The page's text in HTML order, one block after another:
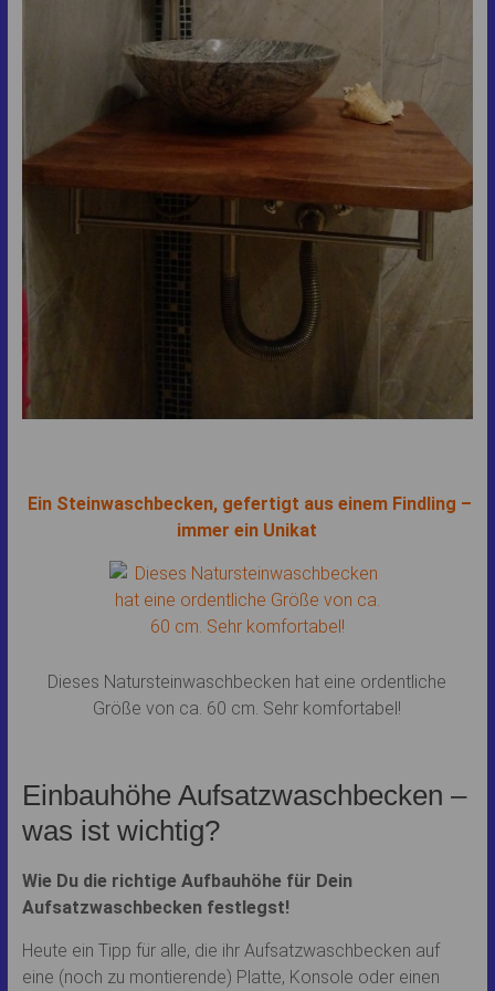
Ein Steinwaschbecken, gefertigt aus einem Findling –
immer ein Unikat
Dieses Natursteinwaschbecken hat eine ordentliche
Größe von ca. 60 cm. Sehr komfortabel!
Einbauhöhe Aufsatzwaschbecken –
was ist wichtig?
Wie Du die richtige Aufbauhöhe für Dein
Aufsatzwaschbecken festlegst!
Heute ein Tipp für alle, die ihr Aufsatzwaschbecken auf
eine (noch zu montierende) Platte, Konsole oder einen